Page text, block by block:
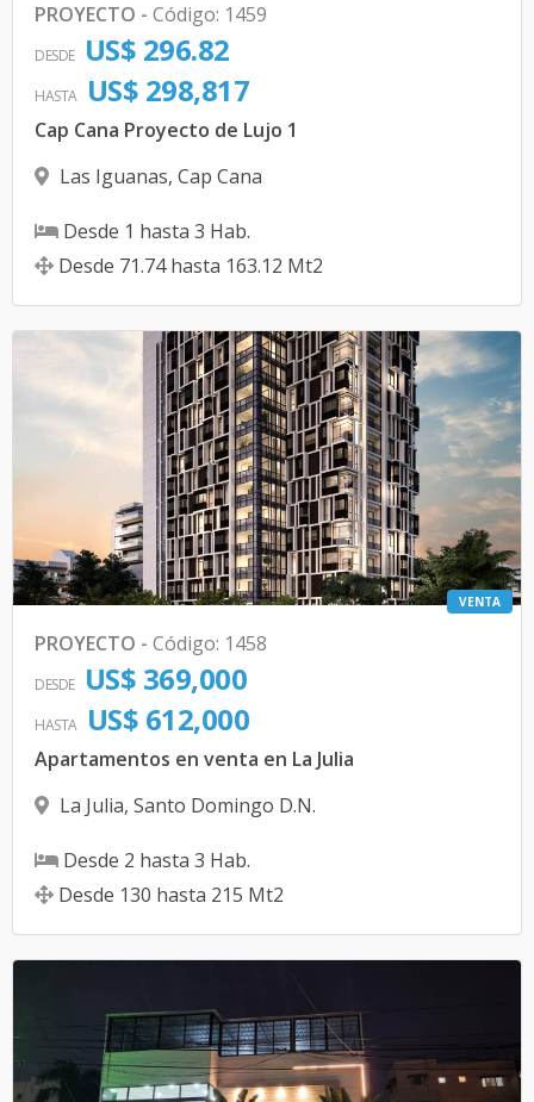
PROYECTO - Código: 1459
DESDE US$ 296.82
HASTA US$ 298,817
Cap Cana Proyecto de Lujo 1
Las Iguanas, Cap Cana
Desde 1 hasta 3 Hab.
Desde 71.74 hasta 163.12 Mt2
VENTA
PROYECTO - Código: 1458
DESDE US$ 369,000
HASTA US$ 612,000
Apartamentos en venta en La Julia
La Julia, Santo Domingo D.N.
Desde 2 hasta 3 Hab.
Desde 130 hasta 215 Mt2